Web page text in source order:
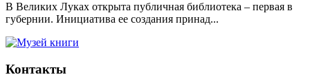
В Великих Луках открыта публичная библиотека – первая в
губернии. Инициатива ее создания принад...
Контакты